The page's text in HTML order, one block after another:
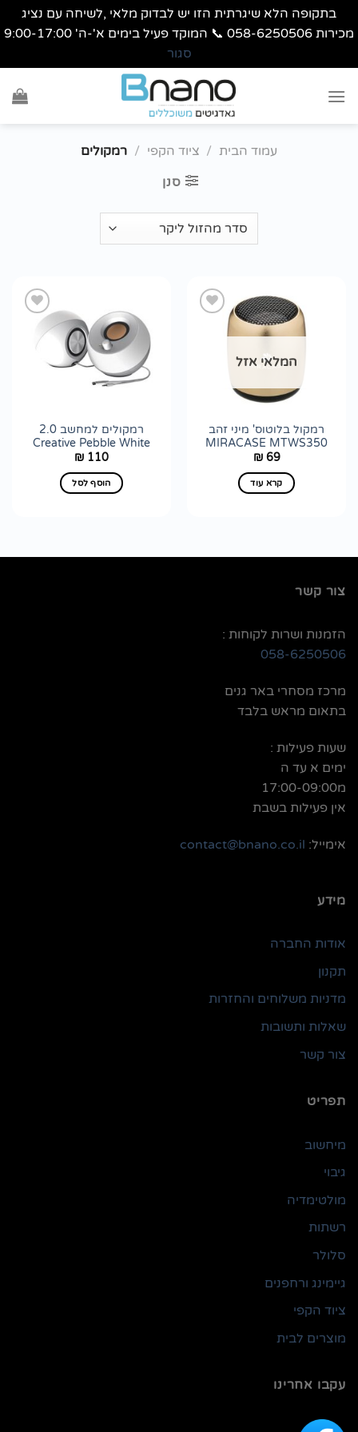
בתקופה הלא שיגרתית הזו יש לבדוק מלאי ,לשיחה עם נציג
מכירות 058-6250506 📞 המוקד פעיל בימים א'-ה' 9:00-17:00
סגור
עמוד הבית / ציוד הקפי / רמקולים
סנן
המלאי אזל
רמקול בלוטוס' מיני זהב
MIRACASE MTWS350
₪69
קרא עוד
רמקולים למחשב 2.0
Creative Pebble White
₪ 110
הוסף לסל
צור קשר
הזמנות ושרות לקוחות :
058-6250506
מרכז מסחרי באר גנים
בתאום מראש בלבד
שעות פעילות :
ימים א עד ה
מ17:00-09:00
אין פעילות בשבת
אימייל: contact@bnano.co.il
מידע
אודות החברה
תקנון
מדניות משלוחים והחזרות
שאלות ותשובות
צור קשר
תפריט
מיחשוב
גיבוי
מולטימדיה
רשתות
סלולר
גיימינג ורחפנים
ציוד הקפי
מוצרים לבית
עקבו אחרינו